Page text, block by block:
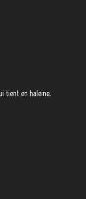
tient en haleine.